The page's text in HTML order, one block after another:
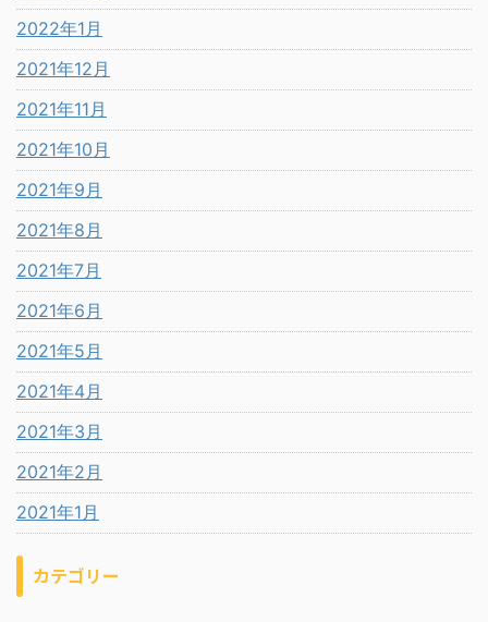
2022年1月
2021年12月
2021年11月
2021年10月
2021年9月
2021年8月
2021年7月
2021年6月
2021年5月
2021年4月
2021年3月
2021年2月
2021年1月
カテゴリー